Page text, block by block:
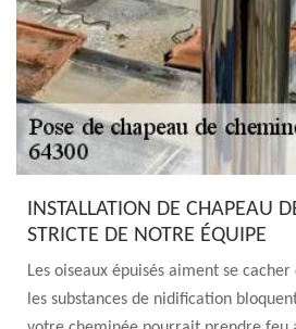
INSTALLATION DE CHAPEAU
STRICTE DE NOTRE ÉQUIPE
Les oiseaux épuisés aiment se
les substances de nidification